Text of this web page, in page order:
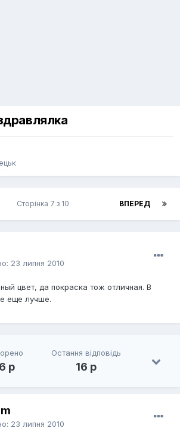
ВПЕРЕД
Сторінка 7 з 10
23 липня 2010
цвет, да покраска тож отличная. В
еще лучше.
р
Остання відповідь
16 р
23 липня 2010